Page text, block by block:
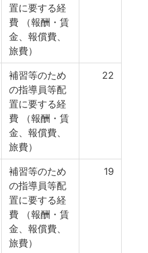
置に要する経
費 （報酬・賃
金、報償費、
旅費）
補習等のため
の指導員等配
置に要する経
費 （報酬・賃
金、報償費、
旅費）
22
補習等のため
の指導員等配
置に要する経
費 （報酬・賃
金、報償費、
旅費）
19